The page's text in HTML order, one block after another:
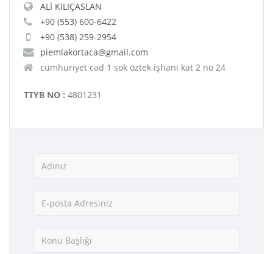
ALİ KILIÇASLAN
+90 (553) 600-6422
+90 (538) 259-2954
piemlakortaca@gmail.com
cumhuriyet cad 1 sok öztek işhanı kat 2 no 24
TTYB NO : 4801231